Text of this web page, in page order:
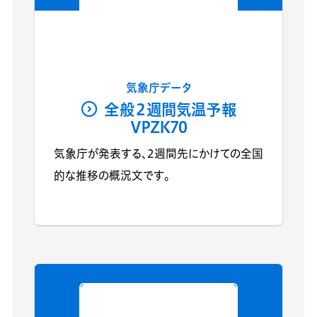
気象庁データ
全般２週間気温予報
VPZK70
気象庁が発表する、2週間先にかけての全国
的な推移の概況文です。